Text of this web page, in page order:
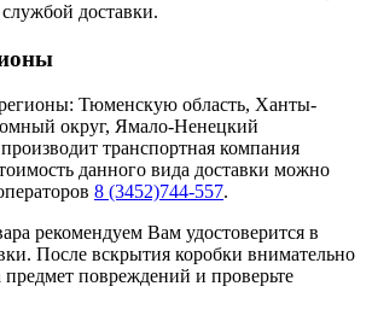
доставки.
Тюменскую область, Ханты-
округ, Ямало-Ненецкий
транспортная компания
данного вида доставки можно
8 (3452)744-557.
рекомендуем Вам удостоверится в
После вскрытия коробки внимательно
предмет повреждений и проверьте